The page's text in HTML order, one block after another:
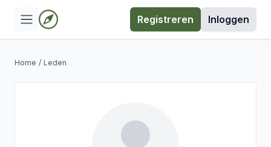
Registreren Inloggen
Home / Leden